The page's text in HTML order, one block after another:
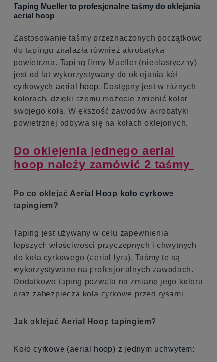
Taping Mueller to profesjonalne taśmy do oklejania
aerial hoop
Zastosowanie taśmy przeznaczonych początkowo
do tapingu znalazła również akrobatyka
powietrzna. Taping firmy Mueller (nieelastyczny)
jest od lat wykorzystywany do oklejania kół
cyrkowych aerial hoop. Dostępny jest w różnych
kolorach, dzięki czemu możecie zmienić kolor
swojego koła. Większość zawodów akrobatyki
powietrznej odbywa się na kołach oklejonych.
Do oklejenia jednego aerial
hoop należy zamówić 2 taśmy
Po co oklejać Aerial Hoop koło cyrkowe
tapingiem?
Taping jest używany w celu zapewnienia
lepszych właściwości przyczepnych i chwytnych
do koła cyrkowego (aerial lyra). Taśmy te są
wykorzystywane na profesjonalnych zawodach.
Dodatkowo taping pozwala na zmianę jego koloru
oraz zabezpiecza koła cyrkowe przed rysami.
Jak oklejać Aerial Hoop tapingiem?
Koło cyrkowe (aerial hoop) z jednym uchwytem: